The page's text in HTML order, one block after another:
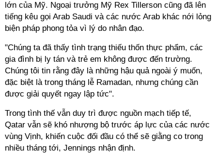
lớn của Mỹ. Ngoại trưởng Mỹ Rex Tillerson cũng đã lên
tiếng kêu gọi Arab Saudi và các nước Arab khác nới lỏng
biện pháp phong tỏa vì lý do nhân đạo.
"Chúng ta đã thấy tình trạng thiếu thốn thực phẩm, các
gia đình bị ly tán và trẻ em không được đến trường.
Chúng tôi tin rằng đây là những hậu quả ngoài ý muốn,
đặc biệt là trong tháng lễ Ramadan, nhưng chúng cần
được giải quyết ngay lập tức".
Trong tình thế vẫn duy trì được nguồn mạch tiếp tế,
Qatar vẫn sẽ khó nhượng bộ trước áp lực của các nước
vùng Vịnh, khiến cuộc đối đầu có thể sẽ giằng co trong
nhiều tháng tới, Jennings nhận định.